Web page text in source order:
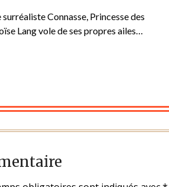
Connasse, Princesse des
Lang vole de ses propres ailes…